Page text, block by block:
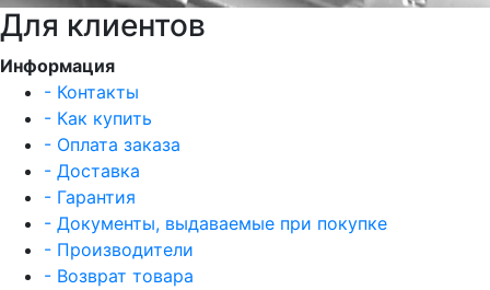
Для клиентов
Информация
- Контакты
- Как купить
- Оплата заказа
- Доставка
- Гарантия
- Документы, выдаваемые при покупке
- Производители
- Возврат товара